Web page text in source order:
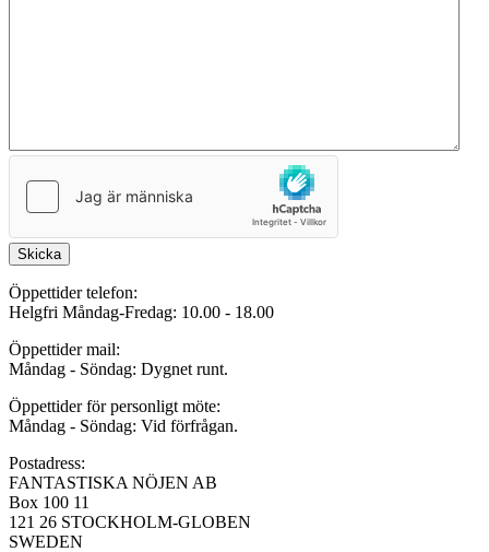
Skicka
Öppettider telefon:
Helgfri Måndag-Fredag: 10.00 - 18.00
Öppettider mail:
Måndag - Söndag: Dygnet runt.
Öppettider för personligt möte:
Måndag - Söndag: Vid förfrågan.
Postadress:
FANTASTISKA NÖJEN AB
Box 100 11
121 26 STOCKHOLM-GLOBEN
SWEDEN